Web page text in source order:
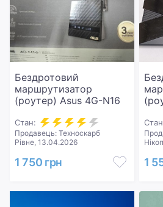
Бездротовий
маршрутизатор
(роутер) Asus 4G-N16
Стан:
Продавець: Техноскарб
Рівне, 13.04.2026
1 750 грн 1